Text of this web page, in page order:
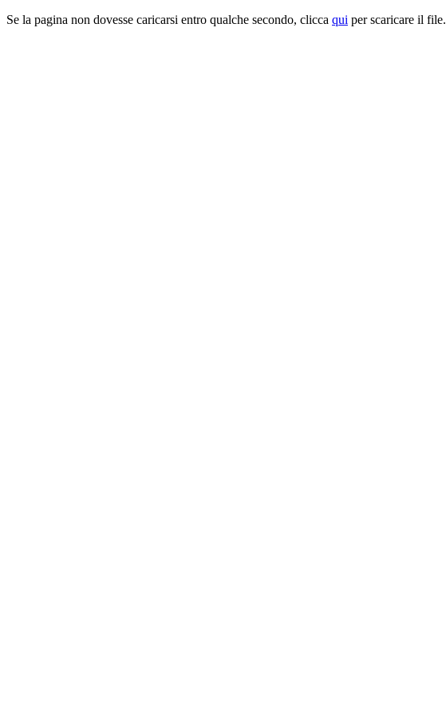
Se la pagina non dovesse caricarsi entro qualche secondo, clicca qui per scaricare il file.